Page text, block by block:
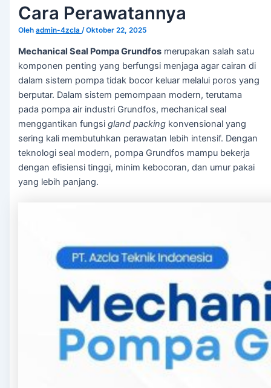
Pompa Isuzu Series
Electro Motor Teco
Pompa Torishima
Pompa Tsurumi
Pompa Southern Cross
Panel & Kontrol
Panel Electric Pump
Genset
Genset Perkins
Genset Yanmar
Galeri
Blog
Kontak
Cara Perawatannya
Olehadmin-4zcla /Oktober 22, 2025
Mechanical Seal Pompa Grundfos merupakan salah satu
komponen penting yang berfungsi menjaga agar cairan di
dalam sistem pompa tidak bocor keluar melalui poros yang
berputar. Dalam sistem pemompaan modern, terutama
pada pompa air industri Grundfos, mechanical seal
menggantikan fungsigland packing konvensional yang
sering kali membutuhkan perawatan lebih intensif. Dengan
teknologi seal modern, pompa Grundfos mampu bekerja
dengan efisiensi tinggi, minim kebocoran, dan umur pakai
yang lebih panjang.